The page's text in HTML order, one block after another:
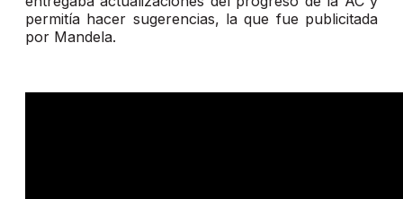
permitía hacer sugerencias, la que fue publicitada
por Mandela.